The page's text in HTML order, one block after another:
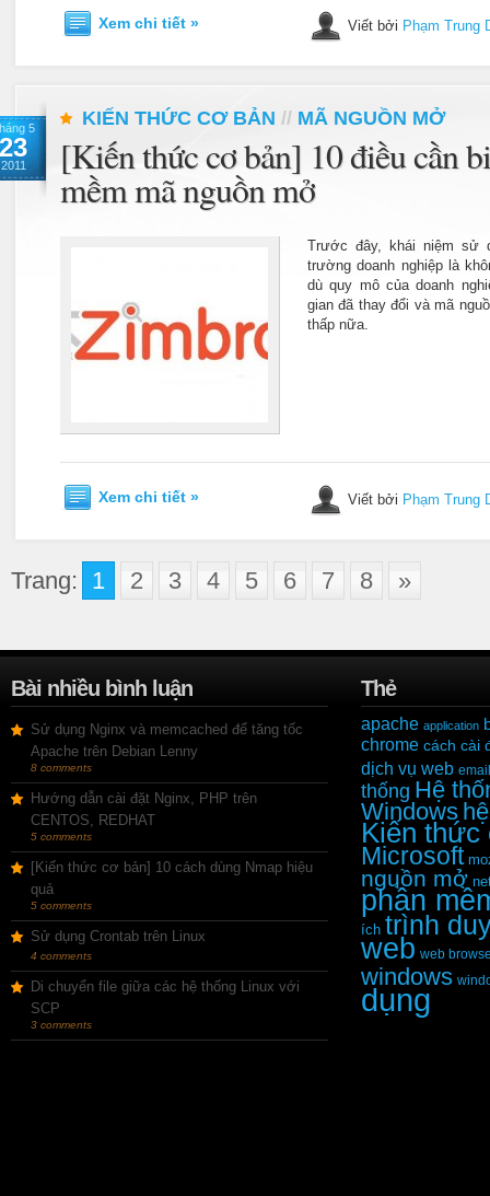
Xem chi tiết » Viết bởi Phạm Trung
5
23
2011
KIẾN THỨC CƠ BẢN // MÃ NGUỒN MỞ
[Kiến thức cơ bản] 10 điều cần
mềm mã nguồn mở
Trước đây, khái niệm sử
trường doanh nghiệp là
dù quy mô của doanh
gian đã thay đổi và mã
thấp nữa.
Xem chi tiết » Viết bởi Phạm Trung
Trang: 1 2 3 4 5 6 7 8 »
Bài nhiều bình luận
Sử dụng Nginx và memcached để tăng tốc
Apache trên Debian Lenny
8 comments
Hướng dẫn cài đặt Nginx, PHP trên
CENTOS, REDHAT
5 comments
[Kiến thức cơ bản] 10 cách dùng Nmap hiệu
quả
5 comments
Sử dụng Crontab trên Linux
4 comments
Di chuyển file giữa các hệ thống Linux với
SCP
3 comments
Thẻ
apache application
chrome cách cài
dịch vụ web email
thống Hệ
Windows
Kiến thức
Microsoft
nguồn mở
phần
ích trình
web web
windows
dụng